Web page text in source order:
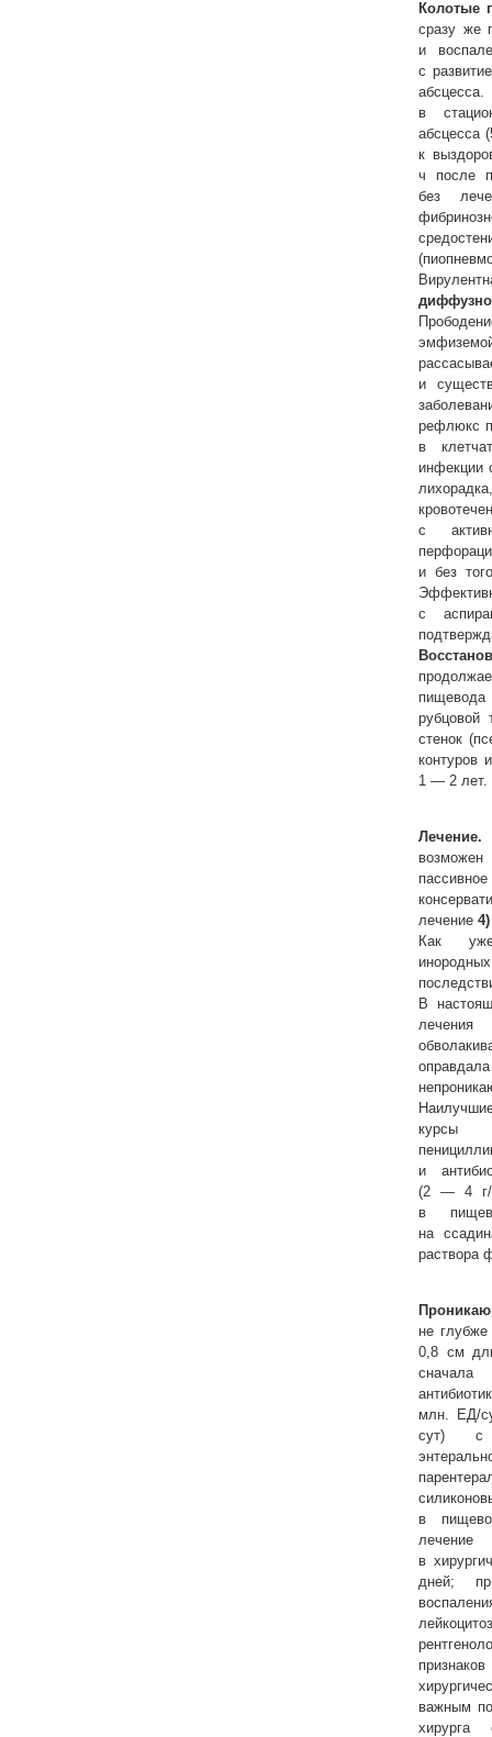
Колотые
сразу же
и
с
в
абсцесса
к
ч после
без
и
рефлюкс
в
инфекции
с
и без
с
рубцовой
стенок
контуров
1 — 2 лет.
Лечение.
лечение 4)
Как уже
В
лечения
курсы
и
(2 — 4 г/
в
на
раствора
не
0,8 см
млн. ЕД/
сут) с
в
в
дней;
важным
хирурга